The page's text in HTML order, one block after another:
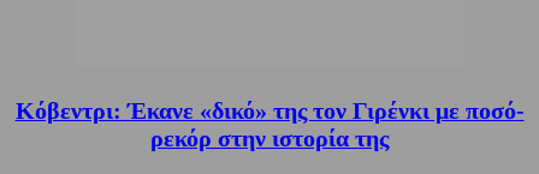
Κόβεντρι: Έκανε «δικό» της τον Γιρένκι με ποσό-
ρεκόρ στην ιστορία της